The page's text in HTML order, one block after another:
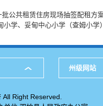
公共租赁住房现场抽签配租方
小学、妥甸中心小学（查姆小学
州级网站
Right Reserved.